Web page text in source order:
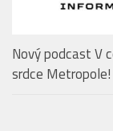
Nový podcast V
srdce Metropole!